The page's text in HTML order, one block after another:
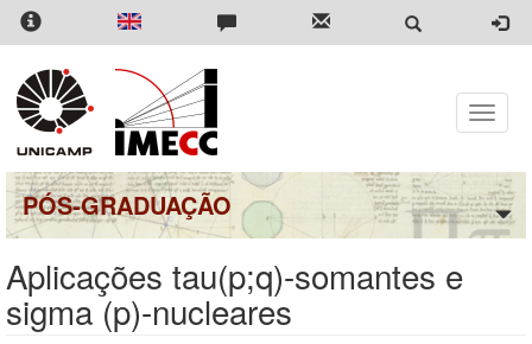
Pular
para
conteúdo
principal
Toggle
PÓS-GRADUAÇÃO
Aplicações tau(p;q)-somantes e
sigma (p)-nucleares